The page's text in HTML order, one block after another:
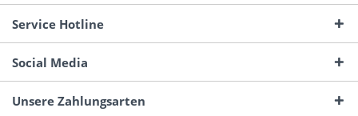
Service Hotline
Social Media
Unsere Zahlungsarten